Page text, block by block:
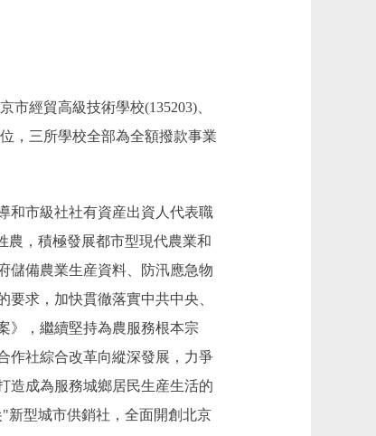
經貿高級技術學校(135203)、
，三所學校全部為全額撥款事業
市級社社有資産出資人代表職
農，積極發展都市型現代農業和
儲備農業生産資料、防汛應急物
求，加快貫徹落實中共中央、
》，繼續堅持為農服務根本宗
作社綜合改革向縱深發展，力爭
造成為服務城鄉居民生産生活的
新型城市供銷社，全面開創北京